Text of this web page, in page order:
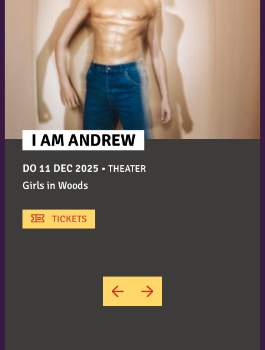
DO 11 DEC 2025 • THEATER
I AM ANDREW
Girls in Woods
TICKETS
←
→